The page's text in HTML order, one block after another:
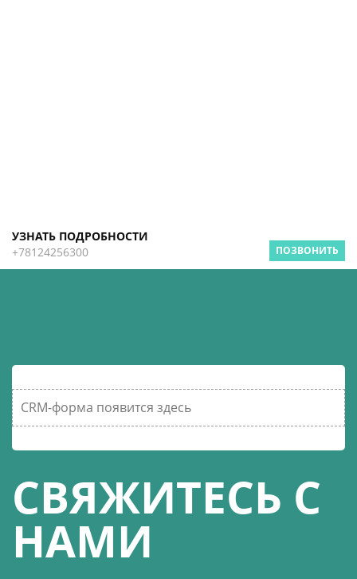
УЗНАТЬ ПОДРОБНОСТИ
+78124256300
ПОЗВОНИТЬ
CRM-форма появится здесь
СВЯЖИТЕСЬ С
НАМИ